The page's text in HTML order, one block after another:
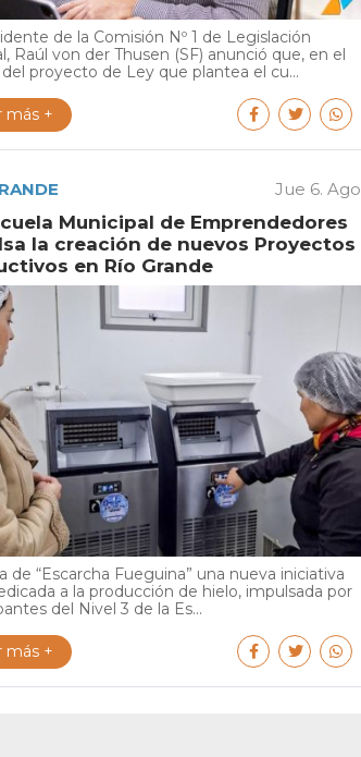
de la Comisión Nº 1 de Legislación
Raúl von der Thusen (SF) anunció que, en el
proyecto de Ley que plantea el cu...
más +
Jue 6. Ago
Municipal de Emprendedores
la creación de nuevos Proyectos
en Río Grande
de “Escarcha Fueguina” una nueva iniciativa
a la producción de hielo, impulsada por
del Nivel 3 de la Es...
más +